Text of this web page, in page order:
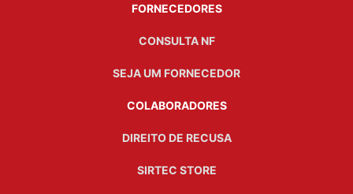
FORNECEDORES
CONSULTA NF
SEJA UM FORNECEDOR
COLABORADORES
DIREITO DE RECUSA
SIRTEC STORE